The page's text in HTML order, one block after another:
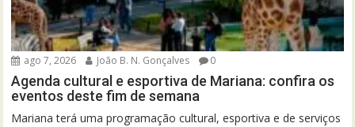
ago 7, 2026 João B. N. Gonçalves 0
Agenda cultural e esportiva de Mariana: confira os
eventos deste fim de semana
Mariana terá uma programação cultural, esportiva e de serviços